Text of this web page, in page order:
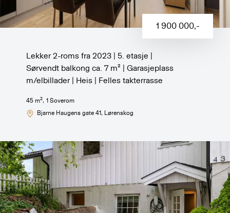
1 900 000,-
Lekker 2-roms fra 2023 | 5. etasje |
Sørvendt balkong ca. 7 m² | Garasjeplass
m/elbillader | Heis | Felles takterrasse
45 m2, 1 Soverom
Bjarne Haugens gate 41, Lørenskog